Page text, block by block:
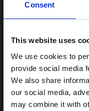
Consent
This website uses
We use cookies to
provide social media
We also share
our social media,
may combine it with
في إيتوري
من أجل إيتوري"، وهي